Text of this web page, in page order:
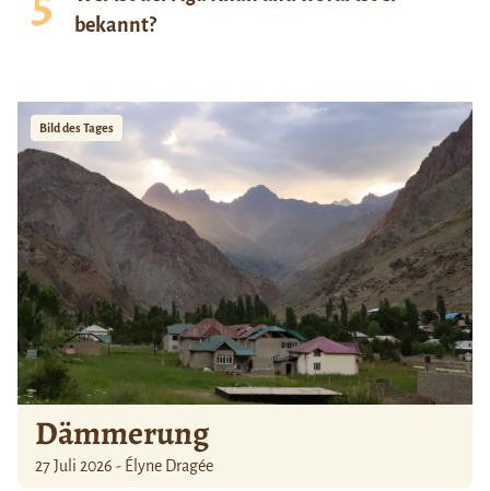
bekannt?
Bild des Tages
Dämmerung
27 Juli 2026 - Élyne Dragée